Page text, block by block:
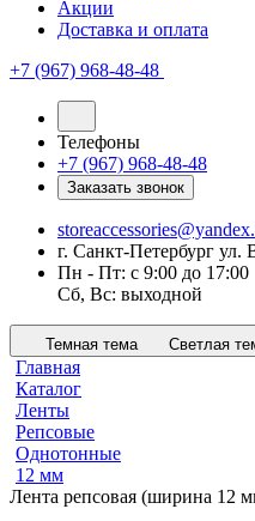
Акции
Доставка и оплата
+7 (967) 968-48-48
Телефоны
+7 (967) 968-48-48
Заказать звонок
г. Санкт-Петербург ул.
Пн - Пт: с 9:00 до 17:00
Сб, Вс: выходной
Темная тема Светлая
Главная
Каталог
Ленты
Репсовые
Однотонные
12 мм
Лента репсовая (ширина 12